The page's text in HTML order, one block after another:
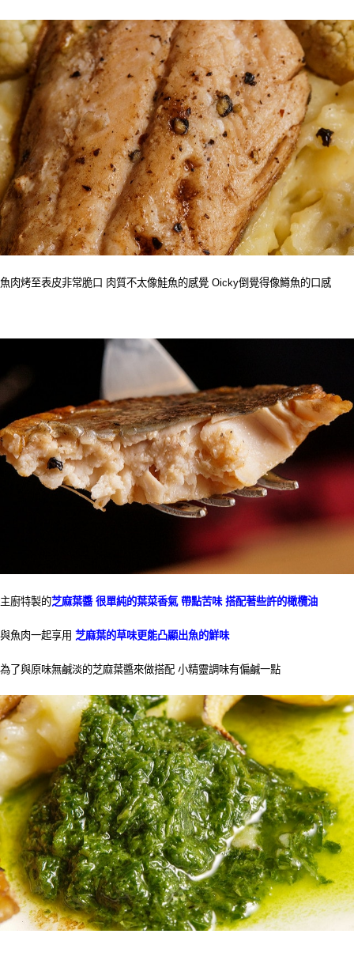
魚肉烤至表皮非常脆口 肉質不太像鮭魚的感覺 Oicky倒覺得像鱒魚的口感
主廚特製的芝麻葉醬 很單純的葉菜香氣 帶點苦味 搭配著些許的橄欖油
與魚肉一起享用 芝麻葉的草味更能凸顯出魚的鮮味
為了與原味無鹹淡的芝麻葉醬來做搭配 小精靈調味有偏鹹一點